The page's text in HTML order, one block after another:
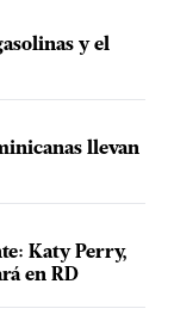
y el
llevan
Katy Perry,
en RD